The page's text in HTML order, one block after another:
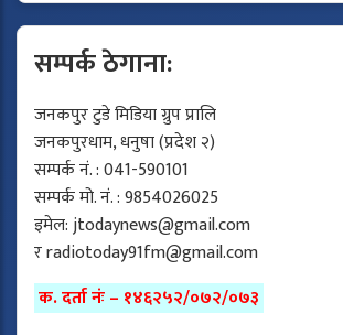
सम्पर्क ठेगाना:
जनकपुर टुडे मिडिया ग्रुप प्रालि
जनकपुरधाम, धनुषा (प्रदेश २)
सम्पर्क नं. : 041-590101
सम्पर्क मो. नं. : 9854026025
इमेल:jtodaynews@gmail.com
रradiotoday91fm@gmail.com
क. दर्ता नंः – १४६२५२/०७२/०७३